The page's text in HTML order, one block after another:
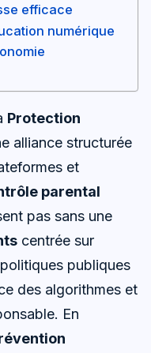
efficace
numérique
Protection
alliance structurée
et
parental
pas sans une
centrée sur
publiques
des algorithmes et
En